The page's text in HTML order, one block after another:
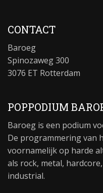
CONTACT
Baroeg
Spinozaweg 300
3076 ET Rotterdam
POPPODIUM
Baroeg is een podium
De programmering van
voornamelijk op harde
als rock, metal,
industrial.